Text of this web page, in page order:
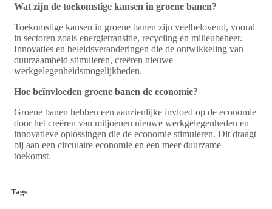
Wat zijn de toekomstige kansen in groene banen?
Toekomstige kansen in groene banen zijn veelbelovend, vooral
in sectoren zoals energietransitie, recycling en milieubeheer.
Innovaties en beleidsveranderingen die de ontwikkeling van
duurzaamheid stimuleren, creëren nieuwe
werkgelegenheidsmogelijkheden.
Hoe beïnvloeden groene banen de economie?
Groene banen hebben een aanzienlijke invloed op de economie
door het creëren van miljoenen nieuwe werkgelegenheden en
innovatieve oplossingen die de economie stimuleren. Dit draagt
bij aan een circulaire economie en een meer duurzame
toekomst.
Tags